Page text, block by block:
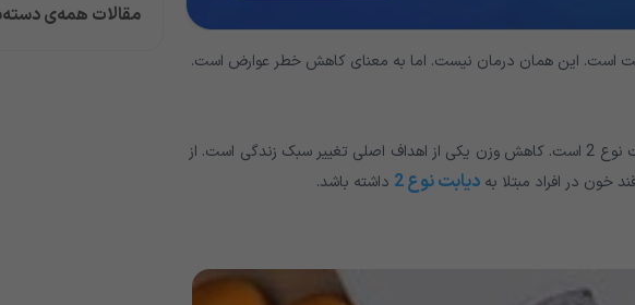
تغییر یا رعایت برخی از شیوه های زندگی تقریباً همیشه مرحله اول درمان دیابت نوع 2 است. کاهش وزن یکی از اهداف اصلی تغییر سبک زندگی است. از
دیابت نوع 2 داشته باشد.
مقالات همه‌ی